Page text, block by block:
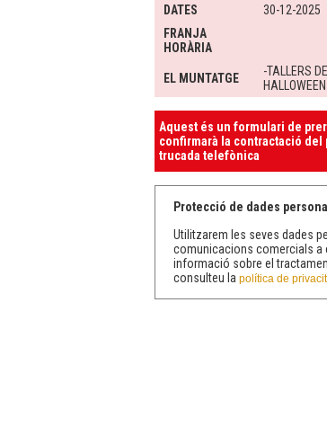
DATES
30-12-2025
FRANJA
HORÀRIA
EL MUNTATGE
-TALLERS
HALLOWEEN
Aquest és un formulari de
confirmarà la contractació del
trucada telefònica
Protecció de dades
Utilitzarem les seves dades
comunicacions comercials a
informació sobre el
consulteu la política de